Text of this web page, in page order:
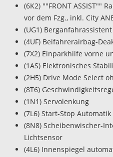
(6K2) ""FRONT ASSIST""
vor dem Fzg., inkl. City
(UG1) Berganfahrassistent
(4UF) Beifahrerairbag-
(7X2) Einparkhilfe vorne
(1AS) Elektronisches
(2H5) Drive Mode Select
(8T6)
(1N1) Servolenkung
(7L6) Start-Stop Automatik
(8N8) Scheibenwischer-
Lichtsensor
(4L6) Innenspiegel